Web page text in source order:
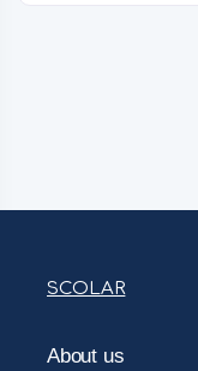
SCOLAR
About us